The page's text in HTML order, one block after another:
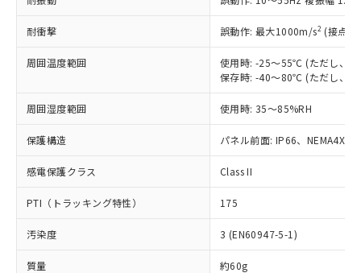
耐衝撃 誤動作: 最大1000m/s2 (接点
周囲温度範囲
使用時: -25～55℃ (ただし、氷
保存時: -40～80℃ (ただし、氷
周囲湿度範囲 使用時: 35～85%RH
保護構造 パネル前面: IP66、NEMA4X,
感電保護クラス Class II
PTI（トラッキング特性） 175
汚染度 3 (EN60947-5-1)
質量 約60g
オムロン制御機器販売店や当社販売拠
販売ネットワーク
」をご確認
在庫状況および標準価格結果を当社の
事前の承諾なく第三者に漏洩または開
示しないようお願いします。
マイパーツ機能（部品リスト作成サー
ビス）をご利用いただくには、I-Web
メンバーズにご登録されている必要が
あります。
お客様が当ウェブサイト上で当社にご
登録された部品リストについて、当社
および当社の共同利用者が、当社の製
品・サービスに関するお客様との取
引・商談に必要な範囲で利用すること
図的な使用がないことを確認しています。
部品在庫の切り替え状況などにより、予定
月が前後することがあります。
※3 非含有証明書ダウンロード
下記の非含有証明書をダウンロードするこ
「ｅ」：有害物質（10物質）のすべてが基
準値以下であることを示します。
「10」：通常の使用状況下において有害物
質が外部に漏えいし、環境に深刻な影響を
及ぼさない年数を意味します。
「－」：未確認です。当社販売部門へお問
ル、化学兵器、生物兵器またはその他
武器並びにこれらの製造装置等に一切
当社は、貴社製品を第三者に販売する
場合は、上記1、2および3の内容を当
該第三者に通知します。また当社は、
販売先および販売に係わる関係者が違
法に輸出するおそれがある場合は、取
り引きをいたしません。
キャンセル
在庫なし(最新の在庫状況につ
いては、お客様のお取引先、ま
たはお客様担当のオムロン制御
機器販売店・当社販売員にご確
受注生産機種、また在庫状況の
情報を公開していない機種